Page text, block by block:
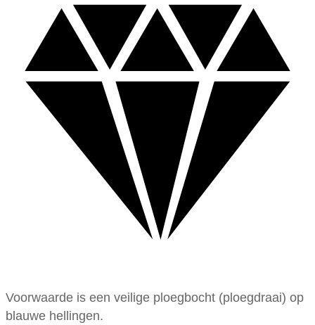
Voorwaarde is een veilige ploegbocht (ploegdraai) op
blauwe hellingen.